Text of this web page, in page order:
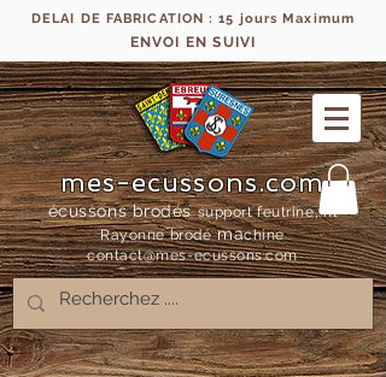
DELAI DE FABRICATION : 15 jours Maximum
ENVOI EN SUIVI
mes-ecussons.com
écussons brodés support feutrine, fil
Rayonne brodémachine
contact@mes-ecussons.com